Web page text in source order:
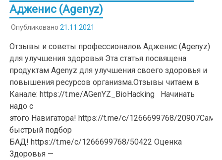
Адженис (Agenyz)
Опубликовано 21.11.2021
Отзывы и советы профессионалов Адженис (Agenyz)
для улучшения здоровья Эта статья посвящена
продуктам Agenyz для улучшения своего здоровья и
повышения ресурсов организма.Отзывы читаем в
Канале: https://t.me/AGenYZ_BioHacking Начинать
надо с
этого Навигатора! https://t.me/c/1266699768/
быстрый подбор
БАД! https://t.me/c/1266699768/50422 Оценка
Здоровья —